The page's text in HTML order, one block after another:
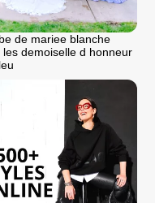
de mariee blanche
les demoiselle d honneur